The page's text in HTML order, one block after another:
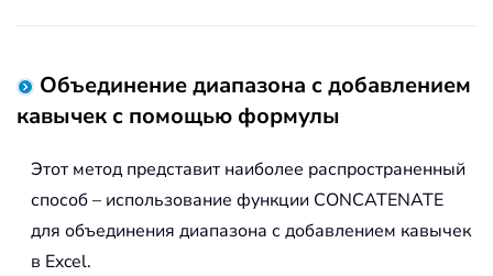
Объединение диапазона с добавлением
кавычек с помощью формулы
Этот метод представит наиболее распространенный
способ – использование функции CONCATENATE
для объединения диапазона с добавлением кавычек
в Excel.